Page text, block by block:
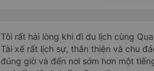
đường dài. Vì cá nhân mình thấy
du lịch thế này nhiều khách nước
giao tiếp được với tài xế, nên dù tài
đến đâu, chưa chắc họ đã hiểu được
Tôi rất hài lòng khi đi du lịch cùng
Tài xế rất lịch sự, thân thiện và chu
đúng giờ và đến nơi sớm hơn một